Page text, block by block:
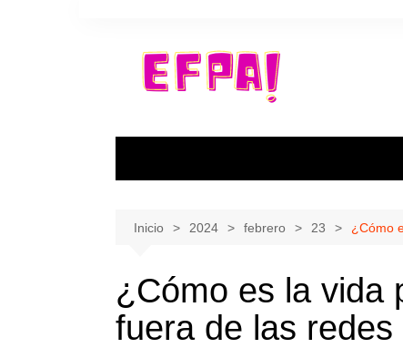
Inicio 2024 febrero 23 ¿Cómo
¿Cómo es la vida
fuera de las redes